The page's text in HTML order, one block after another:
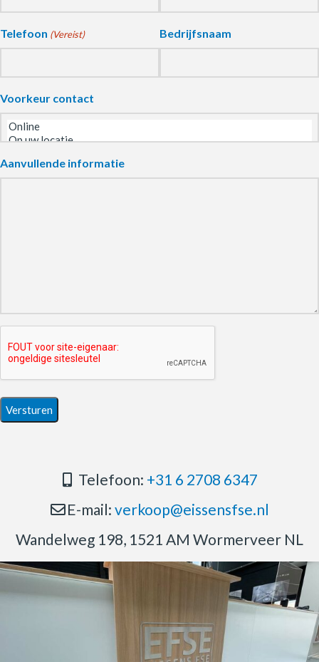
Telefoon (Vereist) Bedrijfsnaam
Voorkeur contact
Aanvullende informatie
Telefoon: +31 6 2708 6347
E-mail: verkoop@eissensfse.nl
Wandelweg 198, 1521 AM Wormerveer NL